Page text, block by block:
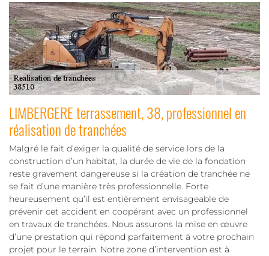
LIMBERGERE terrassement, 38, professionnel en
réalisation de tranchées
Malgré le fait d’exiger la qualité de service lors de la
construction d’un habitat, la durée de vie de la fondation
reste gravement dangereuse si la création de tranchée ne
se fait d’une manière très professionnelle. Forte
heureusement qu’il est entièrement envisageable de
prévenir cet accident en coopérant avec un professionnel
en travaux de tranchées. Nous assurons la mise en œuvre
d’une prestation qui répond parfaitement à votre prochain
projet pour le terrain. Notre zone d’intervention est à